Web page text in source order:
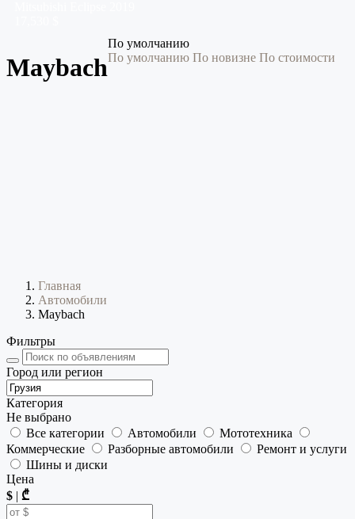
Maybach
По умолчанию
По умолчанию По новизне По стоимости
Главная
Автомобили
Maybach
Фильтры
Город или регион
Категория
Не выбрано
Все категории
Автомобили
Мототехника
Коммерческие
Разборные автомобили
Ремонт и услуги
Шины и диски
Цена
$ | ₾